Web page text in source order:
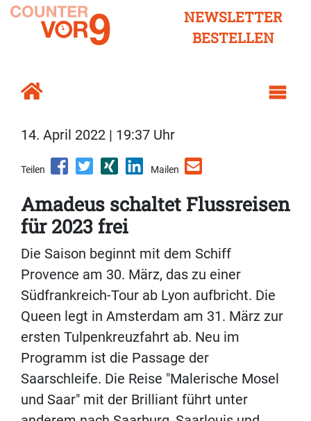
NEWSLETTER
BESTELLEN
14. April 2022 | 19:37 Uhr
Teilen Mailen
Amadeus schaltet Flussreisen
für 2023 frei
Die Saison beginnt mit dem Schiff
Provence am 30. März, das zu einer
Südfrankreich-Tour ab Lyon aufbricht. Die
Queen legt in Amsterdam am 31. März zur
ersten Tulpenkreuzfahrt ab. Neu im
Programm ist die Passage der
Saarschleife. Die Reise "Malerische Mosel
und Saar" mit der Brilliant führt unter